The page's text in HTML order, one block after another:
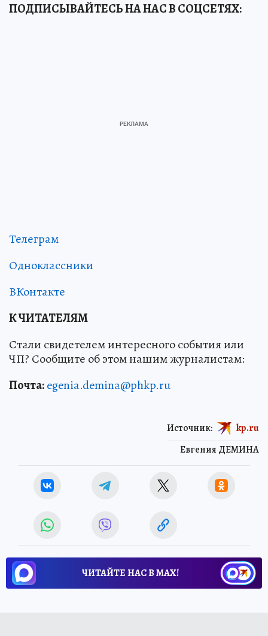
ПОДПИСЫВАЙТЕСЬ НА НАС В СОЦСЕТЯХ:
Телеграм
Одноклассники
ВКонтакте
К ЧИТАТЕЛЯМ
Стали свидетелем интересного события или
ЧП? Сообщите об этом нашим журналистам:
Почта:egenia.demina@phkp.ru
Евгения ДЕМИНА
Источник: kp.ru
ЧИТАЙТЕ НАС В МАХ!